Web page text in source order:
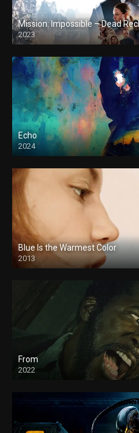
Mission: Impossible – Dead
2023
Echo
2024
Blue Is the Warmest Color
2013
From
2022